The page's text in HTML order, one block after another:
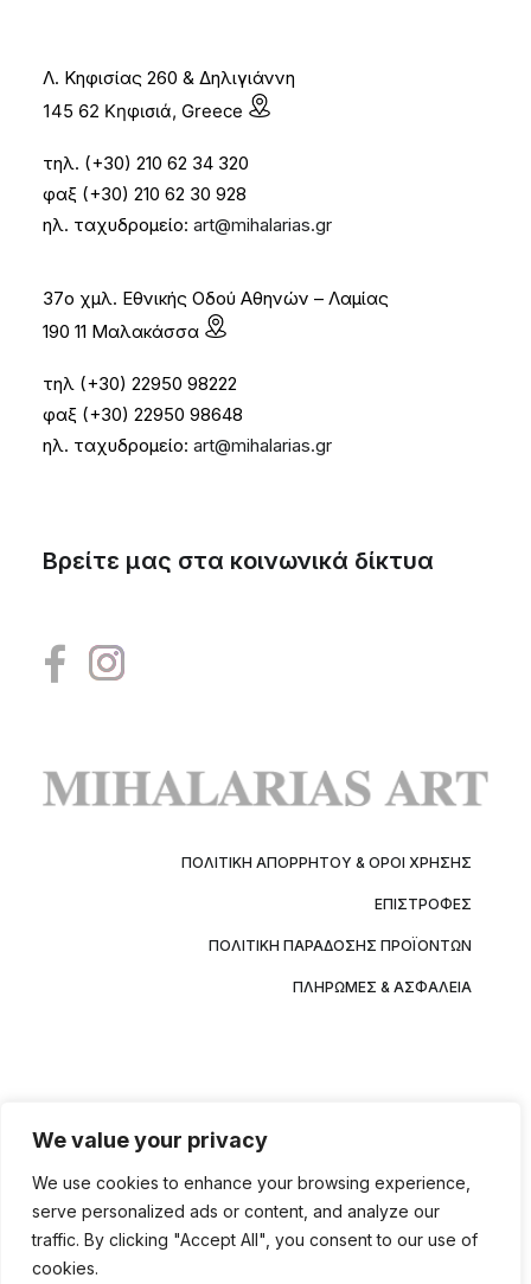
We value your privacy
We use cookies to enhance your browsing experience,
serve personalized ads or content, and analyze our
traffic. By clicking "Accept All", you consent to our use of
cookies.
Λ. Κηφισίας 260 & Δηλιγιάννη
145 62 Κηφισιά, Greece
τηλ. (+30) 210 62 34 320
φαξ (+30) 210 62 30 928
ηλ. ταχυδρομείο: art@mihalarias.gr
37ο χμλ. Εθνικής Οδού Αθηνών – Λαμίας
190 11 Μαλακάσσα
τηλ (+30) 22950 98222
φαξ (+30) 22950 98648
ηλ. ταχυδρομείο: art@mihalarias.gr
Βρείτε μας στα κοινωνικά δίκτυα
ΠΟΛΙΤΙΚΉ ΑΠΟΡΡΉΤΟΥ & ΌΡΟΙ ΧΡΉΣΗΣ
ΕΠΙΣΤΡΟΦΈΣ
ΠΟΛΙΤΙΚΉ ΠΑΡΆΔΟΣΗΣ ΠΡΟΪΌΝΤΩΝ
ΠΛΗΡΩΜΈΣ & ΑΣΦΆΛΕΙΑ